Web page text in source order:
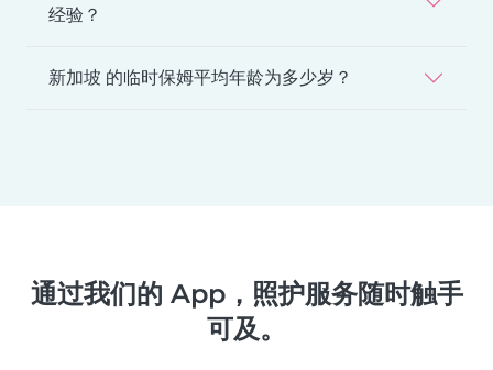
经验？
新加坡 的临时保姆平均年龄为多少岁？
通过我们的 App，照护服务随时触手
可及。